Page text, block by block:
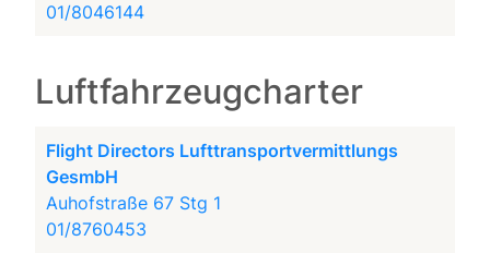
01/8046144
Luftfahrzeugcharter
Flight Directors Lufttransportvermittlungs
GesmbH
Auhofstraße 67 Stg 1
01/8760453